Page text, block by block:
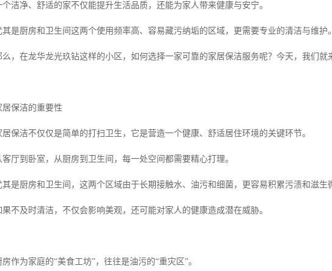
个洁净、舒适的家不仅能提升生活品质，还能为家人带来健康与安宁。
其是厨房和卫生间这两个使用频率高、容易藏污纳垢的区域，更需要专业的清洁与维护
么，在龙华龙光玖钻这样的小区，如何选择一家可靠的家居保洁服务呢？今天，我们就
居保洁的重要性
居保洁不仅仅是简单的打扫卫生，它是营造一个健康、舒适居住环境的关键环节。
客厅到卧室，从厨房到卫生间，每一处空间都需要精心打理。
其是厨房和卫生间，这两个区域由于长期接触水、油污和细菌，更容易积累污渍和滋生
果不及时清洁，不仅会影响美观，还可能对家人的健康造成潜在威胁。
房作为家庭的“美食工坊”，往往是油污的“重灾区”。